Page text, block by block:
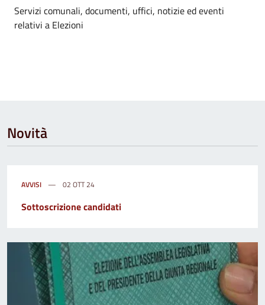
Dettagli dell'argomento
Servizi comunali, documenti, uffici, notizie ed eventi
relativi a Elezioni
Novità
AVVISI 02 OTT 24
Sottoscrizione candidati